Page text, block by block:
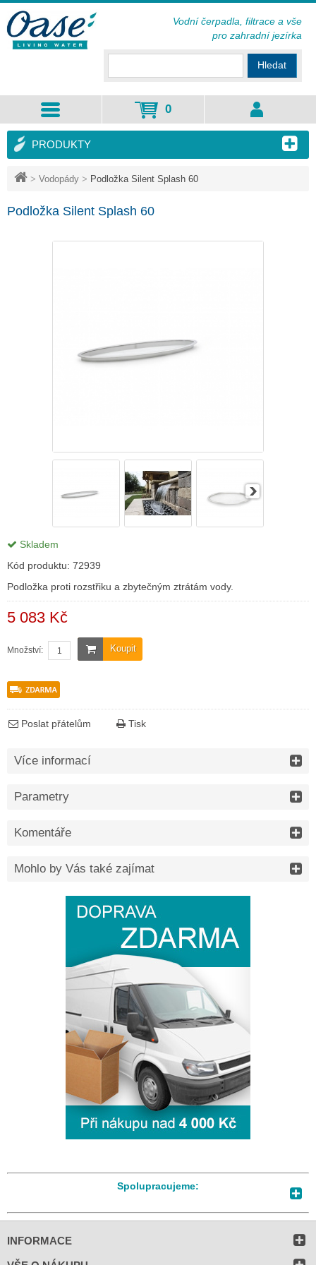
> Vodopády > Podložka Silent Splash 60
Podložka Silent Splash 60
Skladem
Kód produktu: 72939
Podložka proti rozstřiku a zbytečným ztrátám vody.
5 083 Kč
Koupit
Množství:
Poslat přátelům Tisk
Více informací
Parametry
Komentáře
Mohlo by Vás také zajímat
PRODUKTY
Spolupracujeme:
Hledat
0
Vodní čerpadla, filtrace a vše
pro zahradní jezírka
INFORMACE